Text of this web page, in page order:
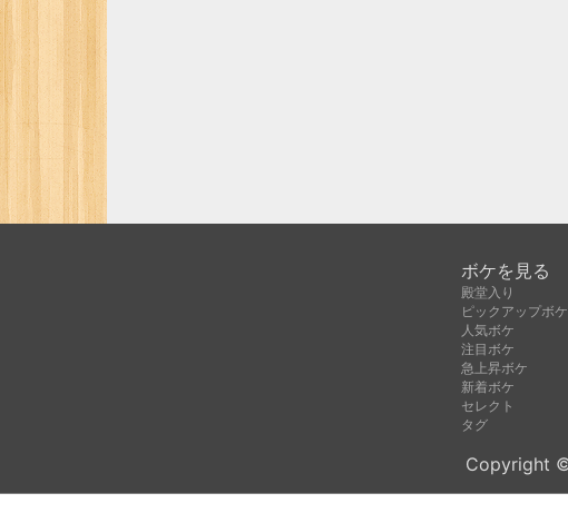
ボケを見る
殿堂入り
ピックアップボケ
人気ボケ
注目ボケ
急上昇ボケ
新着ボケ
セレクト
タグ
Copyright